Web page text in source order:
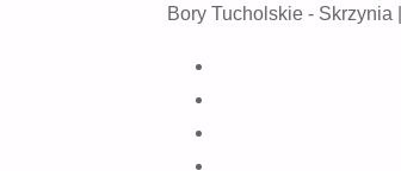
Bory Tucholskie -